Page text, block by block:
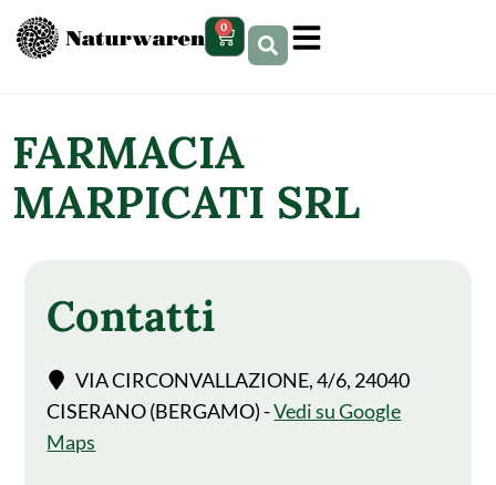
contenuto 0
FARMACIA
MARPICATI SRL
Contatti
VIA CIRCONVALLAZIONE, 4/6, 24040
CISERANO (BERGAMO) -Vedi su Google
Maps